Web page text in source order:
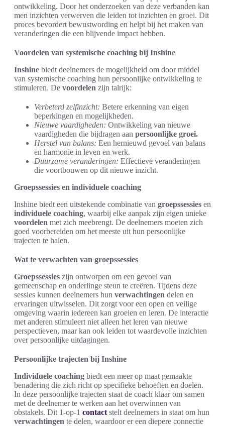
ontwikkeling. Door het onderzoeken van deze verbanden kan
men inzichten verwerven die leiden tot inzichten en groei. Dit
proces bevordert bewustwording en helpt bij het maken van
veranderingen die een blijvende impact hebben.
Voordelen van systemische coaching bij Inshine
Inshine biedt deelnemers de mogelijkheid om door middel
van systemische coaching hun persoonlijke ontwikkeling te
stimuleren. De voordelen zijn talrijk:
Verbeterd zelfinzicht: Betere erkenning van eigen
beperkingen en mogelijkheden.
Nieuwe vaardigheden: Ontwikkeling van nieuwe
vaardigheden die bijdragen aan persoonlijke groei.
Herstel van balans: Een hernieuwd gevoel van balans
en harmonie in leven en werk.
Duurzame veranderingen: Effectieve veranderingen
die voortbouwen op dit nieuwe inzicht.
Groepssessies en individuele coaching
Inshine biedt een uitstekende combinatie van groepssessies en
individuele coaching, waarbij elke aanpak zijn eigen unieke
voordelen met zich meebrengt. De deelnemers moeten zich
goed voorbereiden om het meeste uit hun persoonlijke
trajecten te halen.
Wat te verwachten van groepssessies
Groepssessies zijn ontworpen om een gevoel van
gemeenschap en onderlinge steun te creëren. Tijdens deze
sessies kunnen deelnemers hun verwachtingen delen en
ervaringen uitwisselen. Dit zorgt voor een open en veilige
omgeving waarin iedereen kan groeien en leren. De interactie
met anderen stimuleert niet alleen het leren van nieuwe
perspectieven, maar kan ook leiden tot waardevolle inzichten
over persoonlijke uitdagingen.
Persoonlijke trajecten bij Inshine
Individuele coaching biedt een meer op maat gemaakte
benadering die zich richt op specifieke behoeften en doelen.
In deze persoonlijke trajecten staat de coach klaar om samen
met de deelnemer te werken aan het overwinnen van
obstakels. Dit 1-op-1 contact stelt deelnemers in staat om hun
verwachtingen te delen, waardoor er een diepere connectie